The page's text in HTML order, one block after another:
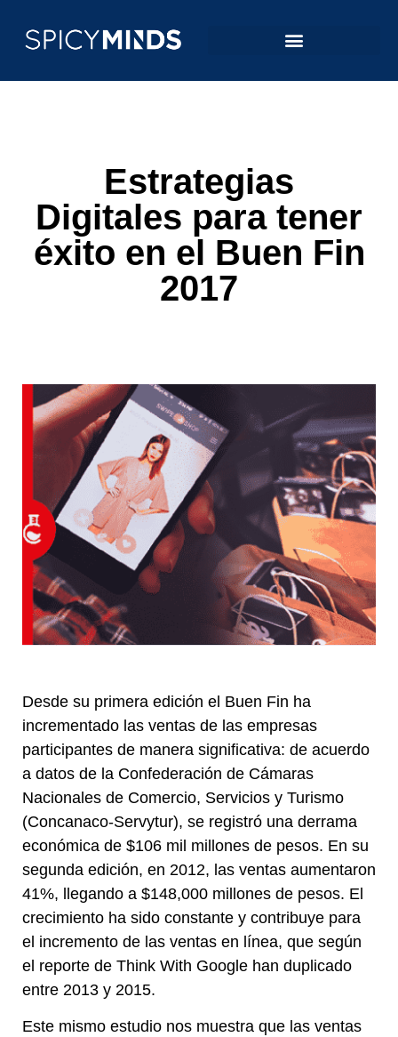
Estrategias
Digitales para tener
éxito en el Buen Fin
2017
Desde su primera edición el Buen Fin ha
incrementado las ventas de las empresas
participantes de manera significativa: de acuerdo
a datos de la Confederación de Cámaras
Nacionales de Comercio, Servicios y Turismo
(Concanaco-Servytur), se registró una derrama
económica de $106 mil millones de pesos. En su
segunda edición, en 2012, las ventas aumentaron
41%, llegando a $148,000 millones de pesos. El
crecimiento ha sido constante y contribuye para
el incremento de las ventas en línea, que según
el reporte de Think With Google han duplicado
entre 2013 y 2015.
Este mismo estudio nos muestra que las ventas